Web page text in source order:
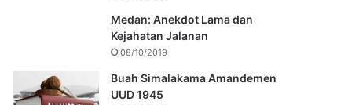
Medan: Anekdot Lama dan
Kejahatan Jalanan
08/10/2019
Buah Simalakama Amandemen
UUD 1945